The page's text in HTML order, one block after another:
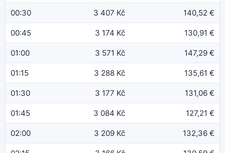
00:30 3 407 Kč 140,52 €
00:45 3 174 Kč 130,91 €
01:00 3 571 Kč 147,29 €
01:15 3 288 Kč 135,61 €
01:30 3 177 Kč 131,06 €
01:45 3 084 Kč 127,21 €
02:00 3 209 Kč 132,36 €